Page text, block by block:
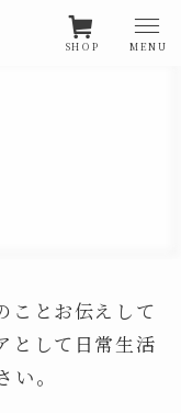
SHOP MENU
ことお伝えして
として日常生活
。